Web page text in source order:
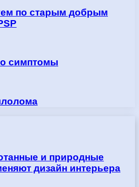
по старым добрым
симптомы
и природные
дизайн интерьера